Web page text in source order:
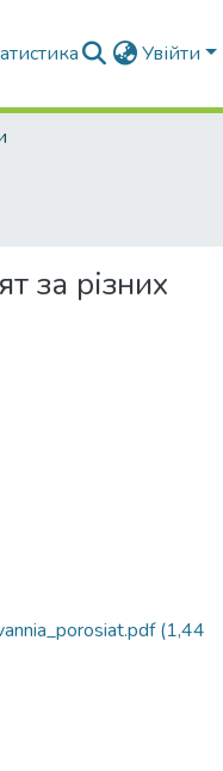
Увійти
за різних
(1,44